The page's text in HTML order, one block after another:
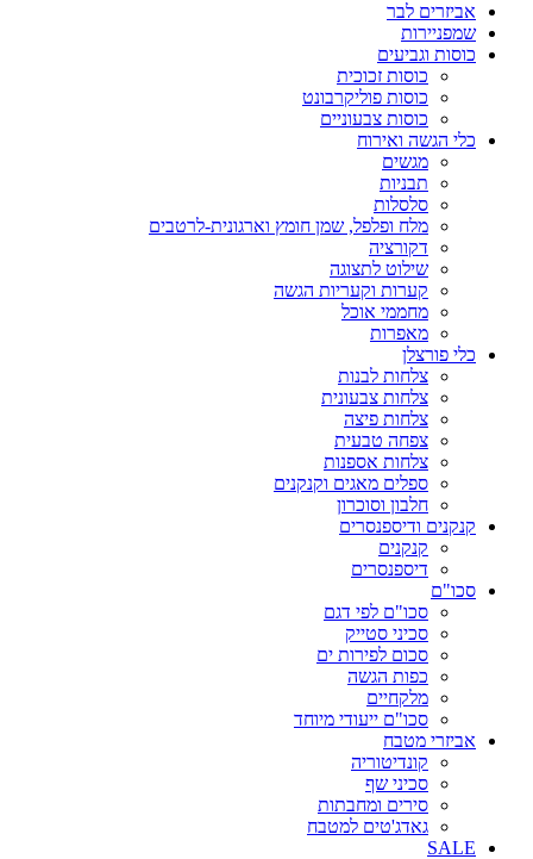
אביזרים לבר
שמפניירות
כוסות וגביעים
כוסות זכוכית
כוסות פוליקרבונט
כוסות צבעוניים
כלי הגשה ואירוח
מגשים
תבניות
סלסלות
מלח ופלפל, שמן חומץ וארגונית-לרטבים
דקורציה
שילוט לתצוגה
קערות וקעריות הגשה
מחממי אוכל
מאפרות
כלי פורצלן
צלחות לבנות
צלחות צבעונית
צלחות פיצה
צפחה טבעית
צלחות אספנות
ספלים מאגים וקנקנים
חלבון וסוכרון
קנקנים ודיספנסרים
קנקנים
דיספנסרים
סכו"ם
סכו"ם לפי דגם
סכיני סטייק
סכום לפירות ים
כפות הגשה
מלקחיים
סכו"ם ייעודי מיוחד
אביזרי מטבח
קונדיטוריה
סכיני שף
סירים ומחבתות
גאדג'טים למטבח
SALE